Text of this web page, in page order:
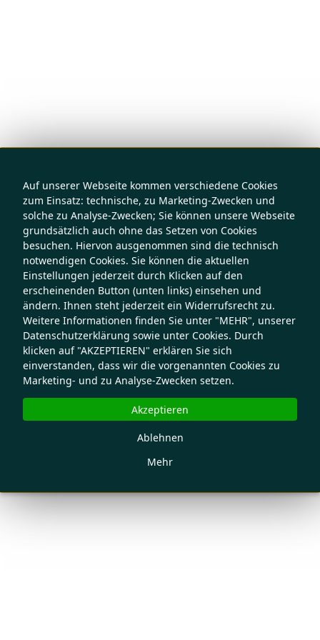
Auf unserer Webseite kommen verschiedene Cookies
zum Einsatz: technische, zu Marketing-Zwecken und
solche zu Analyse-Zwecken; Sie können unsere Webseite
grundsätzlich auch ohne das Setzen von Cookies
besuchen. Hiervon ausgenommen sind die technisch
notwendigen Cookies. Sie können die aktuellen
Einstellungen jederzeit durch Klicken auf den
erscheinenden Button (unten links) einsehen und
ändern. Ihnen steht jederzeit ein Widerrufsrecht zu.
Weitere Informationen finden Sie unter "MEHR", unserer
Datenschutzerklärung sowie unter Cookies. Durch
klicken auf "AKZEPTIEREN" erklären Sie sich
einverstanden, dass wir die vorgenannten Cookies zu
Marketing- und zu Analyse-Zwecken setzen.
Mehr
Ablehnen
Akzeptieren